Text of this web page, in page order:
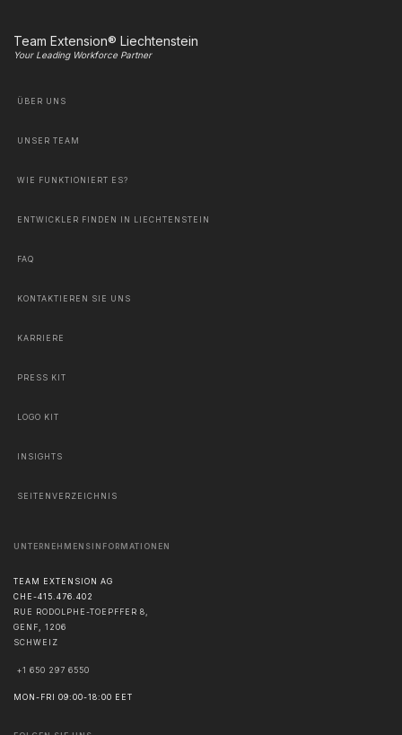
Team Extension® Liechtenstein
Your Leading Workforce Partner
ÜBER UNS
UNSER TEAM
WIE FUNKTIONIERT ES?
ENTWICKLER FINDEN IN LIECHTENSTEIN
FAQ
KONTAKTIEREN SIE UNS
KARRIERE
PRESS KIT
LOGO KIT
INSIGHTS
SEITENVERZEICHNIS
UNTERNEHMENSINFORMATIONEN
TEAM EXTENSION AG
CHE-415.476.402
RUE RODOLPHE-TOEPFFER 8,
GENF, 1206
SCHWEIZ
+1 650 297 6550
MON-FRI 09:00-18:00 EET